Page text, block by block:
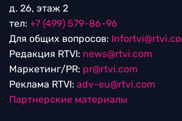
д. 26, этаж 2
тел: +7 (499) 579-86-96
Для общих вопросов:
Редакция RTVI: news@rtvi.com
Маркетинг/PR: pr@rtvi.com
Реклама RTVI: adv-eu@rtvi.com
Партнерские материалы